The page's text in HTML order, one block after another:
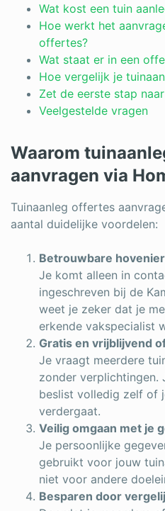
Wat kost een tuin
Hoe werkt het
offertes?
Wat staat er in een
Hoe vergelijk je
Zet de eerste stap
Veelgestelde vragen
Waarom
aanvragen via
Tuinaanleg offertes
aantal duidelijke voordelen:
Betrouwbare
Je komt alleen in
ingeschreven bij de
weet je zeker dat je
erkende vakspecialist
Gratis en vrijblijvend
Je vraagt meerdere
zonder verplichtingen.
beslist volledig zelf of
verdergaat.
Veilig omgaan met je
Je persoonlijke
gebruikt voor jouw
niet voor andere
Besparen door